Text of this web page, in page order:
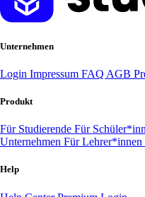
Unternehmen
Login Impressum FAQ AGB
Produkt
Für Studierende Für
Unternehmen Für Lehrer*innen
Help